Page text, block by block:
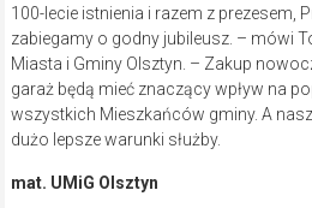
100-lecie istnienia i razem z prezesem,
zabiegamy o godny jubileusz. – mówi
Miasta i Gminy Olsztyn. – Zakup
garaż będą mieć znaczący wpływ na
wszystkich Mieszkańców gminy. A
dużo lepsze warunki służby.
mat. UMiG Olsztyn